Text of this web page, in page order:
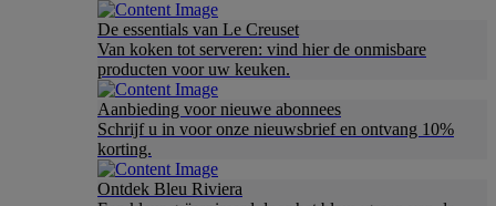
De essentials van Le Creuset
Van koken tot serveren: vind hier de onmisbare
producten voor uw keuken.
Aanbieding voor nieuwe abonnees
Schrijf u in voor onze nieuwsbrief en ontvang 10%
korting.
Ontdek Bleu Riviera